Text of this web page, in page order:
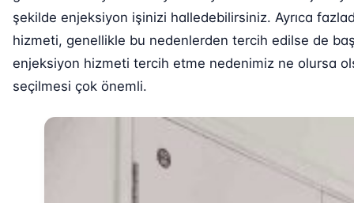
şekilde enjeksiyon işinizi halledebilirsiniz. Ayrıca
hizmeti, genellikle bu nedenlerden tercih edilse de
enjeksiyon hizmeti tercih etme nedenimiz ne olursa
seçilmesi çok önemli.